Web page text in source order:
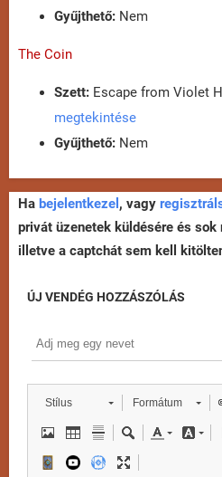
Gyűjthető: Nem
The Coin
Szett: Escape from Violet
megtekintése
Gyűjthető: Nem
Ha bejelentkezel , vagy
privát üzenetek küldésére és
illetve a captchát sem kell
ÚJ VENDÉG HOZZÁSZÓLÁS
Stílus Formátum